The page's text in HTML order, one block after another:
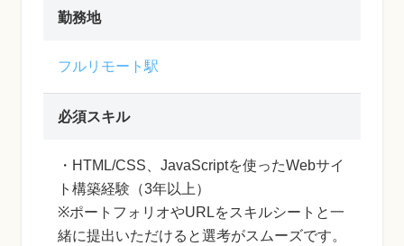
勤務地
フルリモート駅
必須スキル
・HTML/CSS、JavaScriptを使ったWebサイ
ト構築経験（3年以上）
※ポートフォリオやURLをスキルシートと一
緒に提出いただけると選考がスムーズです。